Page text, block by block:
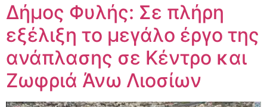
Δήμος Φυλής: Σε πλήρη
εξέλιξη το μεγάλο έργο της
ανάπλασης σε Κέντρο και
Ζωφριά Άνω Λιοσίων